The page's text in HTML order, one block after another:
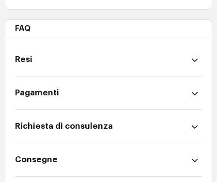
FAQ
Resi
Pagamenti
Richiesta di consulenza
Consegne